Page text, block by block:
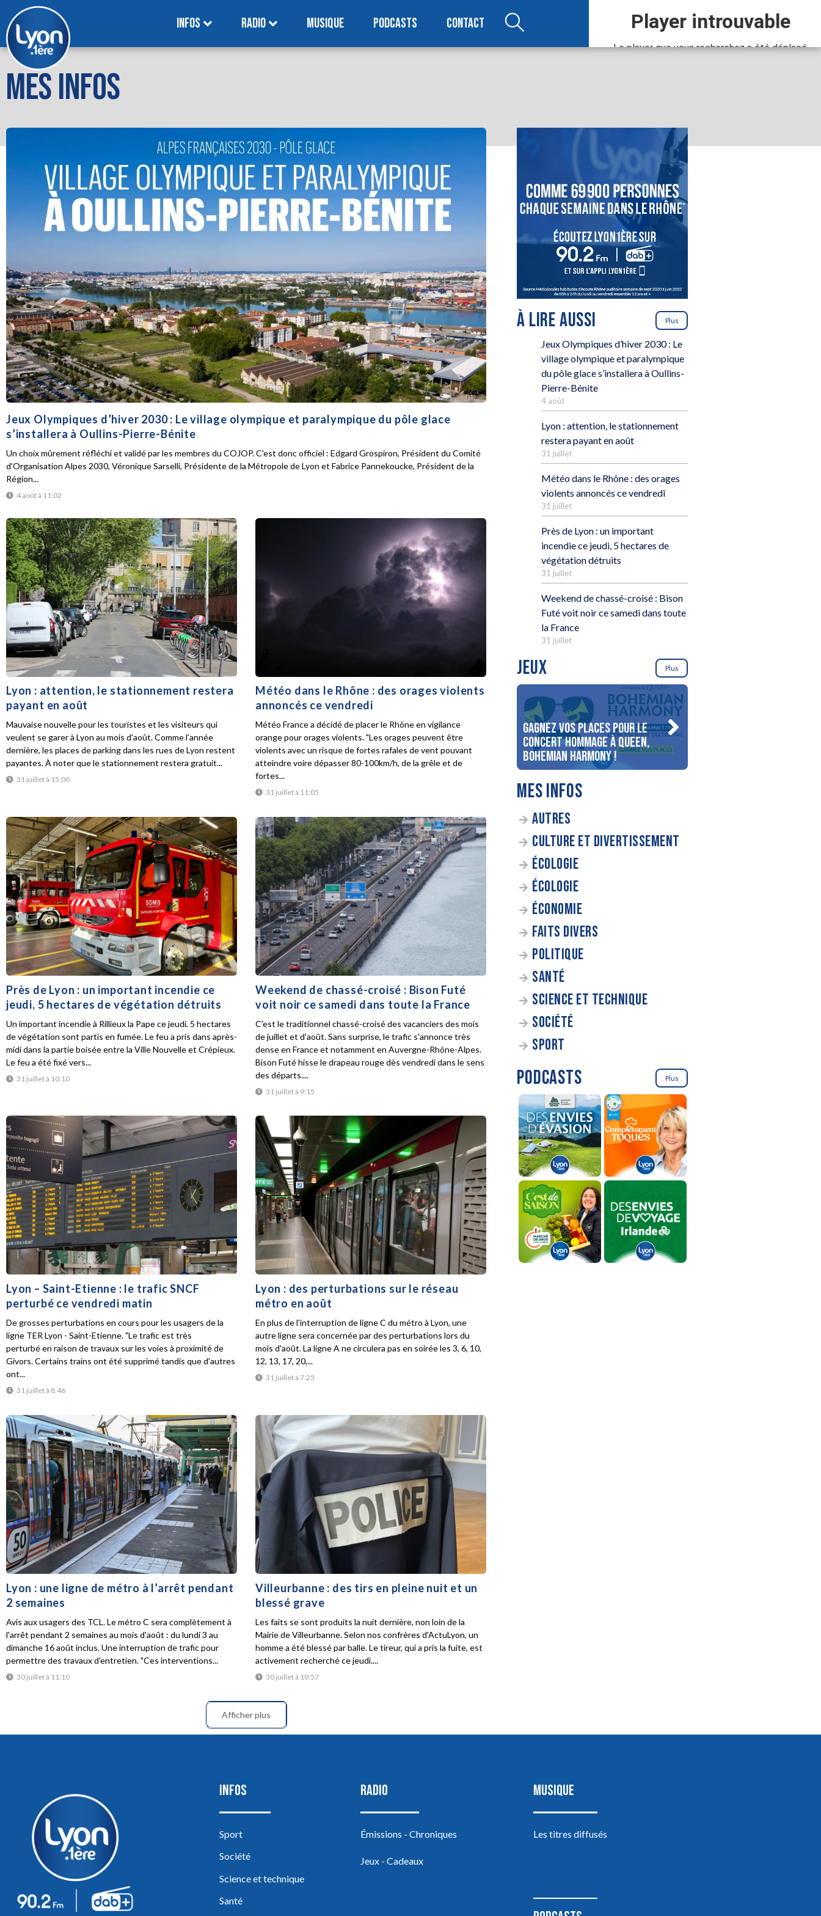
INFOS RADIO MUSIQUE PODCASTS CONTACT
MES INFOS
Jeux Olympiques d’hiver 2030 : Le village olympique et paralympique du pôle glace
s’installera à Oullins-Pierre-Bénite
4 août à 11:02
Un choix mûrement réfléchi et validé par les membres du COJOP. C'est donc officiel : Edgard Grospiron, Président du Comité
d'Organisation Alpes 2030, Véronique Sarselli, Présidente de la Métropole de Lyon et Fabrice Pannekoucke, Président de la
Région...
Lyon : attention, le stationnement restera
payant en août
31 juillet à 15:00
Mauvaise nouvelle pour les touristes et les visiteurs qui
veulent se garer à Lyon au mois d'août. Comme l'année
dernière, les places de parking dans les rues de Lyon restent
payantes. À noter que le stationnement restera gratuit...
Météo dans le Rhône : des orages violents
annoncés ce vendredi
31 juillet à 11:05
Météo France a décidé de placer le Rhône en vigilance
orange pour orages violents. "Les orages peuvent être
violents avec un risque de fortes rafales de vent pouvant
atteindre voire dépasser 80-100km/h, de la grêle et de
fortes...
Près de Lyon : un important incendie ce
jeudi, 5 hectares de végétation détruits
31 juillet à 10:10
Un important incendie à Rillieux la Pape ce jeudi. 5 hectares
de végétation sont partis en fumée. Le feu a pris dans après-
midi dans la partie boisée entre la Ville Nouvelle et Crépieux.
Le feu a été fixé vers...
Weekend de chassé-croisé : Bison Futé
voit noir ce samedi dans toute la France
31 juillet à 9:15
C'est le traditionnel chassé-croisé des vacanciers des mois
de juillet et d'août. Sans surprise, le trafic s'annonce très
dense en France et notamment en Auvergne-Rhône-Alpes.
Bison Futé hisse le drapeau rouge dès vendredi dans le sens
des départs....
Lyon – Saint-Etienne : le trafic SNCF
perturbé ce vendredi matin
31 juillet à 8:46
De grosses perturbations en cours pour les usagers de la
ligne TER Lyon - Saint-Etienne. "Le trafic est très
perturbé en raison de travaux sur les voies à proximité de
Givors. Certains trains ont été supprimé tandis que d'autres
ont...
Lyon : des perturbations sur le réseau
métro en août
31 juillet à 7:25
En plus de l'interruption de ligne C du métro à Lyon, une
autre ligne sera concernée par des perturbations lors du
mois d'août. La ligne A ne circulera pas en soirée les 3, 6, 10,
12, 13, 17, 20,...
Lyon : une ligne de métro à l’arrêt pendant
2 semaines
30 juillet à 11:10
Avis aux usagers des TCL. Le métro C sera complètement à
l'arrêt pendant 2 semaines au mois d'août : du lundi 3 au
dimanche 16 août inclus. Une interruption de trafic pour
permettre des travaux d'entretien. "Ces interventions...
Villeurbanne : des tirs en pleine nuit et un
blessé grave
30 juillet à 10:57
Les faits se sont produits la nuit dernière, non loin de la
Mairie de Villeurbanne. Selon nos confrères d'ActuLyon, un
homme a été blessé par balle. Le tireur, qui a pris la fuite, est
activement recherché ce jeudi....
Afficher plus
À LIRE AUSSI Plus
Jeux Olympiques d’hiver 2030 : Le
village olympique et paralympique
du pôle glace s’installera à Oullins-
Pierre-Bénite
4 août
Lyon : attention, le stationnement
restera payant en août
31 juillet
Météo dans le Rhône : des orages
violents annoncés ce vendredi
31 juillet
Près de Lyon : un important
incendie ce jeudi, 5 hectares de
végétation détruits
31 juillet
Weekend de chassé-croisé : Bison
Futé voit noir ce samedi dans toute
la France
31 juillet
JEUX Plus
Gagnez vos places pour le
concert Hommage à Queen,
Bohemian Harmony !
MES INFOS
AUTRES
CULTURE ET DIVERTISSEMENT
ÉCOLOGIE
ÉCOLOGIE
ÉCONOMIE
FAITS DIVERS
POLITIQUE
SANTÉ
SCIENCE ET TECHNIQUE
SOCIÉTÉ
SPORT
PODCASTS Plus
INFOS
Sport
Société
Science et technique
Santé
RADIO
Émissions - Chroniques
Jeux - Cadeaux
MUSIQUE
Les titres diffusés